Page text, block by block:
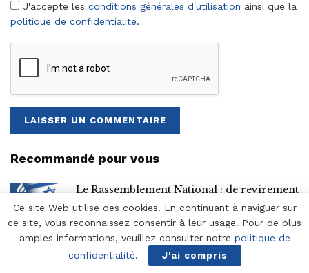
J'accepte les conditions générales d'utilisation ainsi que la
politique de confidentialité.
Recommandé pour vous
Le Rassemblement National : de revirement
à reniement
IL Y A 5 JOURS
30 juillet 1945 : le naufrage de l’USS
Indianapolis, six jours avant Hiroshima
Ce site Web utilise des cookies. En continuant à naviguer sur
ce site, vous reconnaissez consentir à leur usage. Pour de plus
amples informations, veuillez consulter notre politique de
confidentialité. J'ai compris